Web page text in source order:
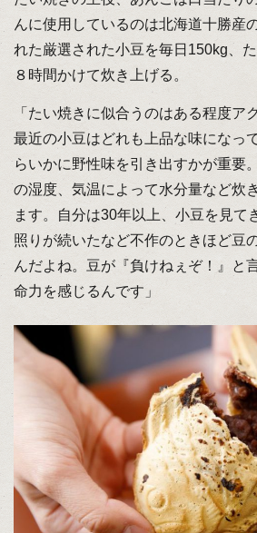
んに使用しているのは北海道十勝産
れた厳選された小豆を毎日150kg、
８時間かけて炊き上げる。
「たい焼きに似合うのはある程度ア
最近の小豆はどれも上品な味になっ
らいかに野性味を引き出すかが重要
の湿度、気温によって水分量など炊
ます。自分は30年以上、小豆を見て
照りが続いたなど不作のときほど豆
んだよね。豆が『負けねぇぞ！』と
命力を感じるんです」